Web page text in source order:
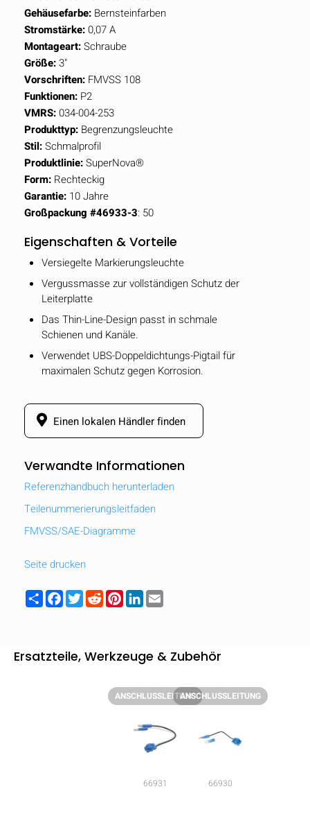
Vergleichen
[MISSING:
turn your phone to ]
Gehäusefarbe: Bernsteinfarben
Stromstärke:0,07 A
Montageart:Schraube
Größe:3"
Vorschriften: FMVSS 108
Funktionen: P2
VMRS:034-004-253
Produkttyp: Begrenzungsleuchte
Stil:Schmalprofil
Produktlinie:SuperNova®
Form: Rechteckig
Garantie: 10 Jahre
Großpackung #46933-3: 50
Eigenschaften & Vorteile
Versiegelte Markierungsleuchte
Vergussmasse zur vollständigen Schutz der
Leiterplatte
Das Thin-Line-Design passt in schmale
Schienen und Kanäle.
Verwendet UBS-Doppeldichtungs-Pigtail für
maximalen Schutz gegen Korrosion.
Einen lokalen Händler finden
Verwandte Informationen
Referenzhandbuch herunterladen
Teilenummerierungsleitfaden
FMVSS/SAE-Diagramme
Seite drucken
ShareFacebook
TwitterRedditPinterest
LinkedIn
Ersatzteile, Werkzeuge & Zubehör
ANSCHLUSSLEITUNG
66931
ANSCHLUSSLEITUNG
66930